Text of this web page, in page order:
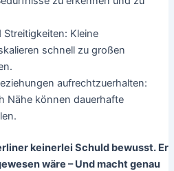
Kleine
schnell zu großen
aufrechtzuerhalten:
Nähe können dauerhafte
keinerlei Schuld bewusst. Er
wäre – Und macht genau